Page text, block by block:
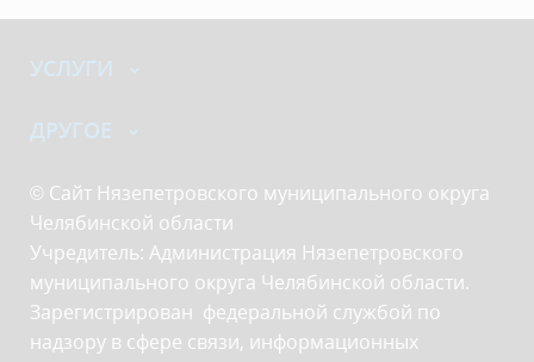
УСЛУГИ
ДРУГОЕ
© Сайт Нязепетровского муниципального округа
Челябинской области
Учредитель: Администрация Нязепетровского
муниципального округа Челябинской области.
Зарегистрирован федеральной службой по
надзору в сфере связи, информационных